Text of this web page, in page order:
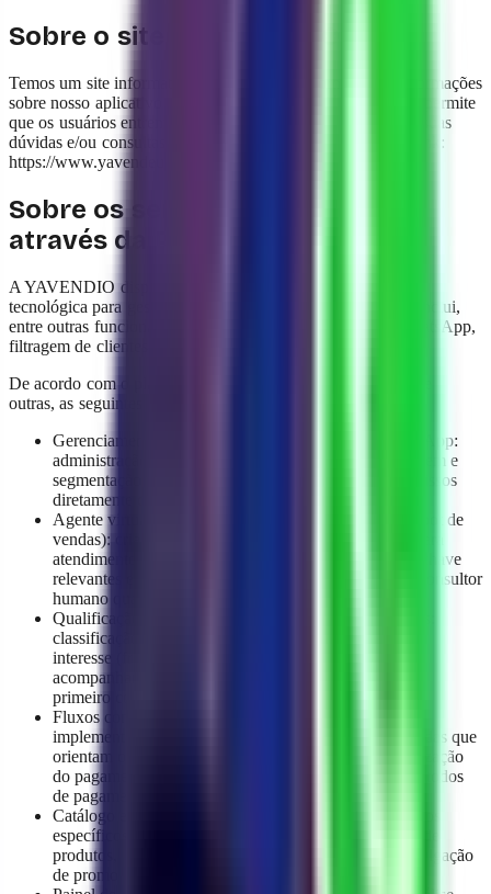
Sobre o site da YAVENDIO
Temos um site informativo, através do qual fornecemos informações
sobre nosso aplicativo e o serviço prestado. Além disso, ele permite
que os usuários entrem em contato conosco para esclarecer suas
dúvidas e/ou consultas. O site está hospedado no seguinte link:
https://www.yavendeu.com/.
Sobre os serviços prestados
através da Plataforma
A YAVENDIO disponibiliza ao Usuário uma plataforma
tecnológica para gestão de vendas e suporte ao cliente que inclui,
entre outras funcionalidades, a gestão de mensagens do WhatsApp,
filtragem de clientes e agendamento de compromissos.
De acordo com o plano contratado, a Plataforma inclui, entre
outras, as seguintes funcionalidades:
Gerenciamento e suporte de vendas através do WhatsApp:
administração integral de mensagens, incluindo filtragem e
segmentação de clientes, e agendamento de compromissos
diretamente dentro do fluxo de conversação.
Agente virtual baseado em inteligência artificial (chatbot de
vendas): criação e treinamento de um agente virtual para
atendimento inicial de pedidos, detecção de palavras-chave
relevantes e encaminhamento automatizado para um consultor
humano quando a interação assim o exigir.
Qualificação e acompanhamento de clientes potenciais:
classificação dos clientes de acordo com seu nível de
interesse (frio, morno, quente) e gerenciamento do
acompanhamento dentro da janela de 24 horas após o
primeiro contato.
Fluxos conversacionais de venda automatizados:
implementação de sequências de conversação otimizadas que
orientam o cliente desde a saudação inicial até a finalização
do pagamento, facilitando a integração com vários métodos
de pagamento.
Catálogo e promoções personalizadas: criação de fluxos
específicos que permitem a apresentação do catálogo de
produtos, a aplicação de técnicas de upselling e a divulgação
de promoções.